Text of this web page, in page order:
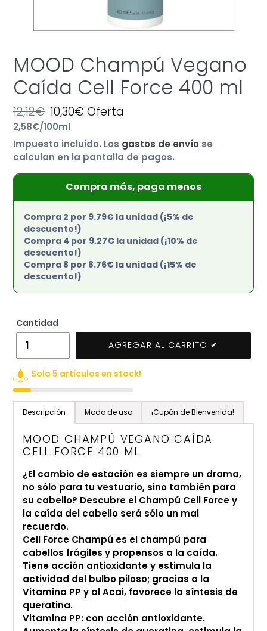
MOOD Champú Vegano
Caída Cell Force 400 ml
Precio
habitual
12,12€ Precio
de
oferta
10,30€Oferta
Precio
unitario
2,58€/por
100ml
Impuesto incluido. Los gastos de envío se
calculan en la pantalla de pagos.
Compra más, paga menos
Compra 2 por 9.79€ la unidad (¡5% de
descuento!)
Compra 4 por 9.27€ la unidad (¡10% de
descuento!)
Compra 8 por 8.76€ la unidad (¡15% de
descuento!)
Cantidad
AGREGAR AL CARRITO ✔
Solo 5 artículos en stock!
de
compra
Descripción Modo de uso ¡Cupón de Bienvenida!
MOOD CHAMPÚ VEGANO CAÍDA
CELL FORCE 400 ML
¿El cambio de estación es siempre un drama,
no sólo para tu vestuario, sino también para
su cabello? Descubre el Champú Cell Force y
la caída del cabello será sólo un mal
recuerdo.
Cell Force Champú es el champú para
cabellos frágiles y propensos a la caída.
Tiene acción antioxidante y estimula la
actividad del bulbo piloso; gracias a la
Vitamina PP y al Acai, favorece la síntesis de
queratina.
Vitamina PP: con acción antioxidante.